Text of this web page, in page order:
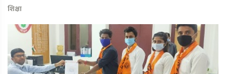
शिक्षा